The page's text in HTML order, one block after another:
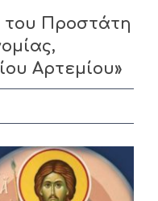
Προστάτη
Αρτεμίου»